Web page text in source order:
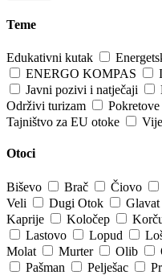
Teme
Edukativni kutak
ENERGO KOMPAS
Javni pozivi i natječaji
Održivi turizam
Tajništvo za EU otoke
Otoci
Biševo Brač Čiovo
Veli
Dugi Otok Glavat
Kaprije
Koločep
Lastovo
Lopud
Molat
Murter Olib
Pašman
Pelješac